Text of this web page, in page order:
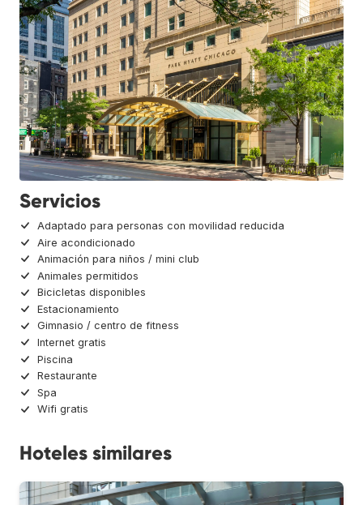
Servicios
Adaptado para personas con movilidad reducida
Aire acondicionado
Animación para niños / mini club
Animales permitidos
Bicicletas disponibles
Estacionamiento
Gimnasio / centro de fitness
Internet gratis
Piscina
Restaurante
Spa
Wifi gratis
Hoteles similares